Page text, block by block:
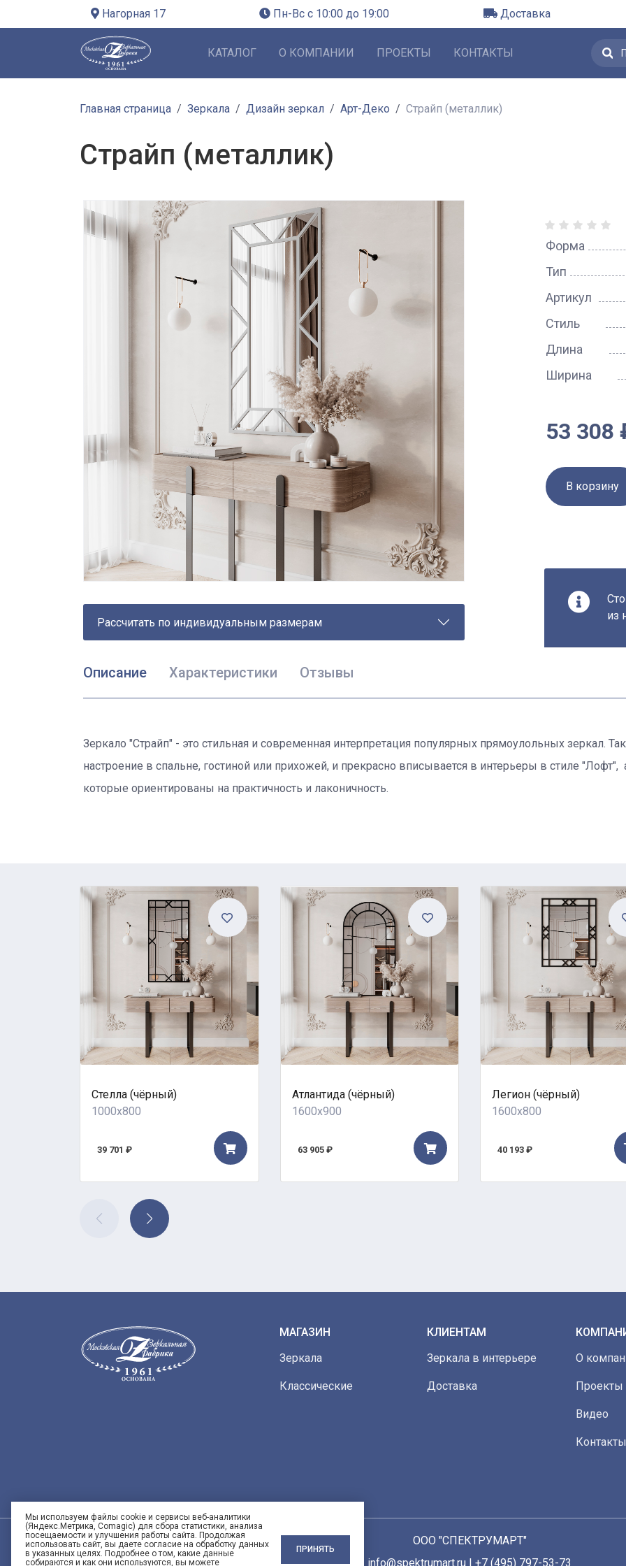
Нагорная 17 Пн-Вс с 10:00 до 19:00 Доставка
КАТАЛОГ О КОМПАНИИ ПРОЕКТЫ КОНТАКТЫ
Главная страница Зеркала Дизайн зеркал Арт-Деко Страйп (металлик)
Страйп (металлик)
Рассчитать по индивидуальным размерам
Форма
Тип
Артикул
Стиль
Длина
Ширина
53 308
В корзину
из
Описание Характеристики Отзывы
Зеркало "Страйп" - это стильная и современная интерпретация популярных прямоулольных зеркал.
настроение в спальне, гостиной или прихожей, и прекрасно вписывается в интерьеры в стиле
которые ориентированы на практичность и лаконичность.
Стелла (чёрный)
1000x800
39 701 ₽
Атлантида (чёрный)
1600x900
63 905 ₽
Легион (чёрный)
1600x800
40 193 ₽
Мы используем файлы cookie и сервисы веб-аналитики
(Яндекс.Метрика, Comagic) для сбора статистики, анализа
посещаемости и улучшения работы сайта. Продолжая
использовать сайт, вы даете согласие на обработку данных
в указанных целях. Подробнее о том, какие данные
собираются и как они используются, вы можете
ПРИНЯТЬ
МАГАЗИН
Зеркала
Классические
КЛИЕНТАМ
Зеркала в интерьере
Доставка
О
Проекты
Видео
Контакты
ООО "СПЕКТРУМАРТ"
info@spektrumart.ru | +7 (495) 797-53-73